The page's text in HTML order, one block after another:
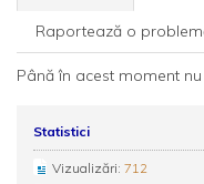
Raportează o
Până în acest moment
Statistici
Vizualizări: 712